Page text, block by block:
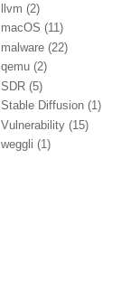
llvm (2)
macOS (11)
malware (22)
qemu (2)
SDR (5)
Stable Diffusion (1)
Vulnerability (15)
weggli (1)